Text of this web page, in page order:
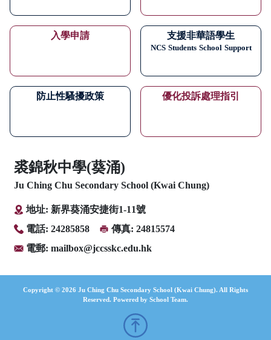
入學申請 支援非華語學生
NCS Students School Support
防止性騷擾政策 優化投訴處理指引
裘錦秋中學(葵涌)
Ju Ching Chu Secondary School (Kwai Chung)
地址: 新界葵涌安捷街1-11號
電話: 24285858
傳真: 24815574
電郵: mailbox@jccsskc.edu.hk
Copyright © 2026 Ju Ching Chu Secondary School (Kwai Chung). All Rights
Reserved. Powered by School Team.